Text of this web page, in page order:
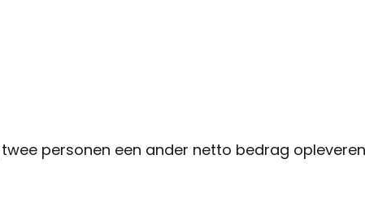
personen een ander netto bedrag